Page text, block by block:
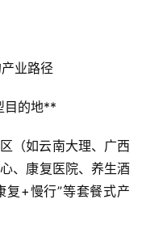
业路径
目的地**
（如云南大理、广西
、康复医院、养生酒
复+慢行”等套餐式产